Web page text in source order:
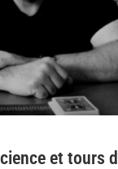
et tours